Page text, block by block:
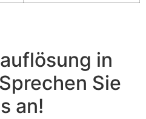
in
Sie
an!